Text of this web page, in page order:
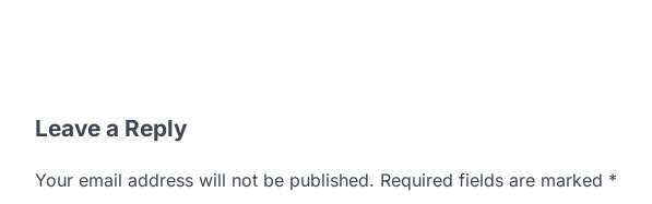
Leave a Reply
Your email address will not be published. Required fields are marked *